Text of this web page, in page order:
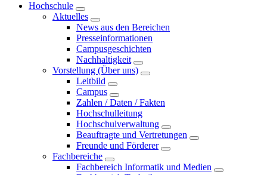
Hochschule
Aktuelles
News aus den Bereichen
Presseinformationen
Campusgeschichten
Nachhaltigkeit
Vorstellung (Über uns)
Leitbild
Campus
Zahlen / Daten / Fakten
Hochschulleitung
Hochschulverwaltung
Beauftragte und Vertretungen
Freunde und Förderer
Fachbereiche
Fachbereich Informatik und Medien